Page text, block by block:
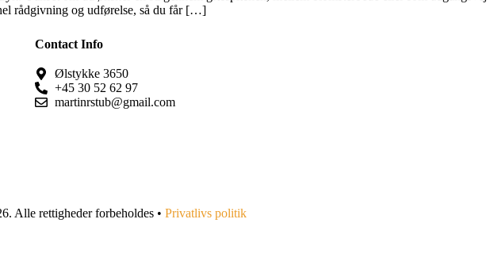
rådgivning og udførelse, så du får […]
Contact Info
Ølstykke 3650
+45 30 52 62 97
martinrstub@gmail.com
Alle rettigheder forbeholdes • Privatlivs politik